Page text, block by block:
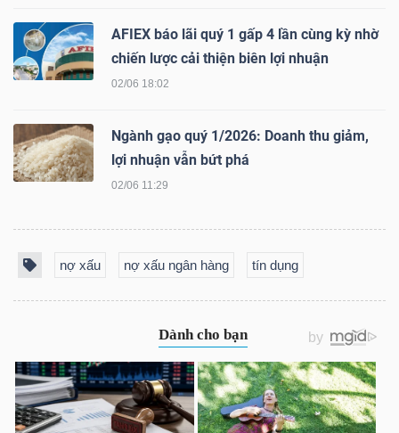
AFIEX báo lãi quý 1 gấp 4 lần cùng kỳ nhờ
chiến lược cải thiện biên lợi nhuận
02/06 18:02
Ngành gạo quý 1/2026: Doanh thu giảm,
lợi nhuận vẫn bứt phá
02/06 11:29
nợ xấu nợ xấu ngân hàng tín dụng
chính
Công
cụ
tài
chính